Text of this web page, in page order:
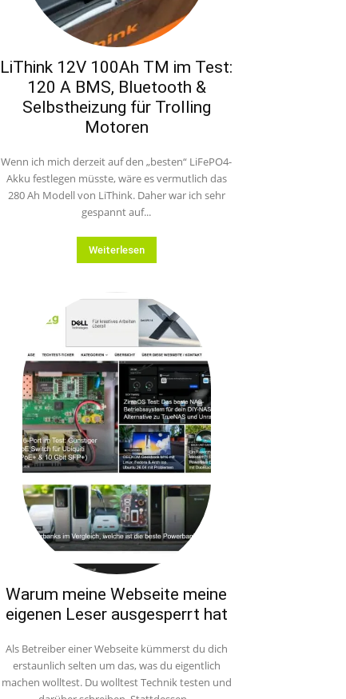
LiThink 12V 100Ah TM im Test:
120 A BMS, Bluetooth &
Selbstheizung für Trolling
Motoren
Wenn ich mich derzeit auf den „besten“ LiFePO4-
Akku festlegen müsste, wäre es vermutlich das
280 Ah Modell von LiThink. Daher war ich sehr
gespannt auf...
Weiterlesen
Warum meine Webseite meine
eigenen Leser ausgesperrt hat
Als Betreiber einer Webseite kümmerst du dich
erstaunlich selten um das, was du eigentlich
machen wolltest. Du wolltest Technik testen und